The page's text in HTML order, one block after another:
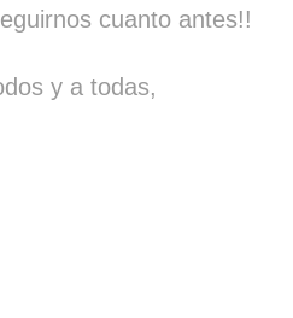
cuanto antes!!
y a todas,